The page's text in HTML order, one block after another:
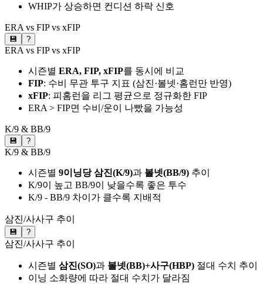
WHIP가 상승하면 컨디션 하락 신호
ERA vs FIP vs xFIP
💾 ?
ERA vs FIP vs xFIP
시즌별 ERA, FIP, xFIP를 동시에 비교
FIP: 수비 무관 투구 지표 (삼진·볼넷·홈런만 반영)
xFIP: 피홈런을 리그 평균으로 정규화한 FIP
ERA > FIP면 수비/운이 나빴을 가능성
K/9 & BB/9
💾 ?
K/9 & BB/9
시즌별 9이닝당 삼진(K/9)과 볼넷(BB/9) 추이
K/9이 높고 BB/9이 낮을수록 좋은 투수
K/9 - BB/9 차이가 클수록 지배적
삼진/사사구 추이
💾 ?
삼진/사사구 추이
시즌별 삼진(SO)과 볼넷(BB)+사구(HBP) 절대 수치 추이
이닝 소화량에 따라 절대 수치가 달라짐